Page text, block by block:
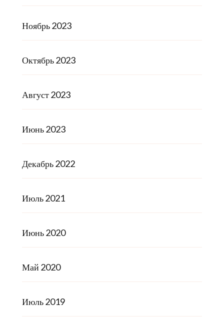
Ноябрь 2023
Октябрь 2023
Август 2023
Июнь 2023
Декабрь 2022
Июль 2021
Июнь 2020
Май 2020
Июль 2019